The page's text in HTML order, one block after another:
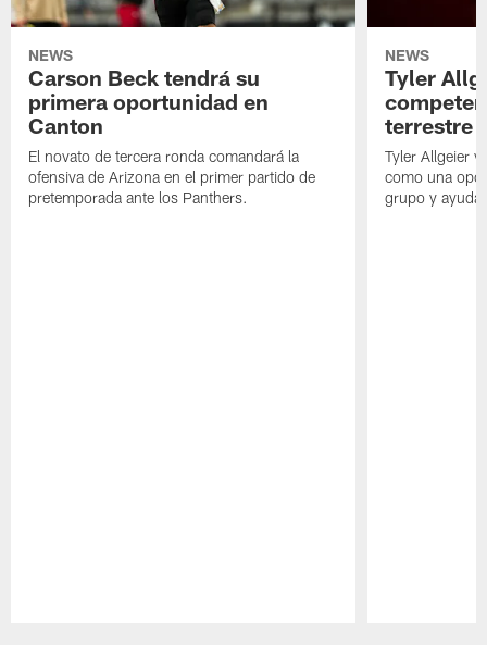
NEWS
Carson Beck tendrá su
primera oportunidad en
Canton
El novato de tercera ronda comandará la
ofensiva de Arizona en el primer partido de
pretemporada ante los Panthers.
NEWS
Tyler
terrestre
Tyler Allgeier
como una
grupo y